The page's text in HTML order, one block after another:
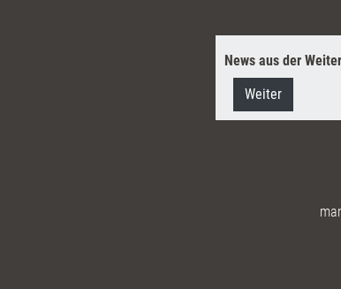
News aus der
Weiter